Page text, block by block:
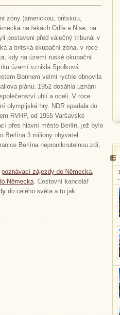
zóny (americkou, britskou,
na řekách Odře a Nise, na
postaveni před válečný tribunál v
a britská okupační zóna, v roce
kdy na území ruské okupační
území vznikla Spolková
Bonnem velmi rychle obnovila
plánu. 1952 dosáhla uznání
uhlí a oceli. V roce
olympijské hry. NDR spadala do
RVHP, od 1955 Varšavské
přes hlavní město Berlín, jež bylo
Berlína 3 miliony obyvatel
Berlína neproniknutelnou zdí,
poznávací zájezdy do Německa,
Německa. Cestovní kancelář
do celého světa a to jak